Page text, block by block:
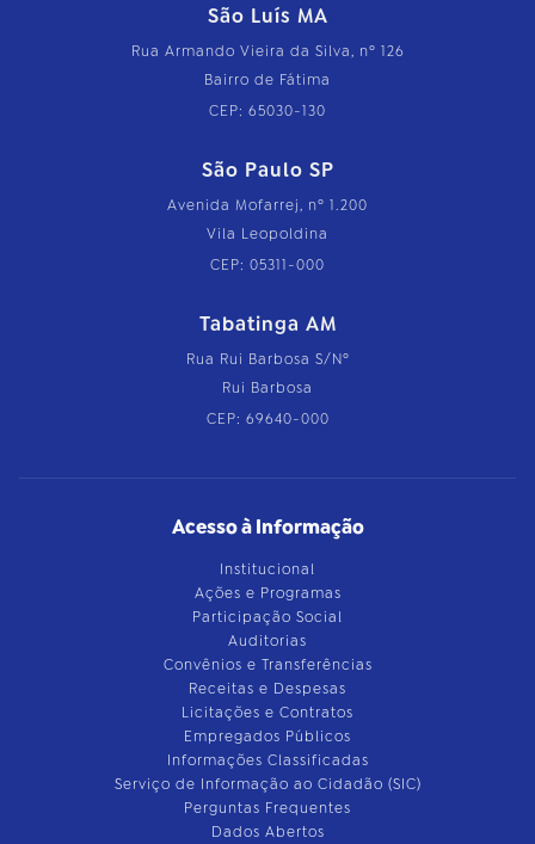
São Luís MA
Rua Armando Vieira da Silva, nº 126
Bairro de Fátima
CEP: 65030-130
São Paulo SP
Avenida Mofarrej, nº 1.200
Vila Leopoldina
CEP: 05311-000
Tabatinga AM
Rua Rui Barbosa S/Nº
Rui Barbosa
CEP: 69640-000
Acesso à Informação
Institucional
Ações e Programas
Participação Social
Auditorias
Convênios e Transferências
Receitas e Despesas
Licitações e Contratos
Empregados Públicos
Informações Classificadas
Serviço de Informação ao Cidadão (SIC)
Perguntas Frequentes
Dados Abertos